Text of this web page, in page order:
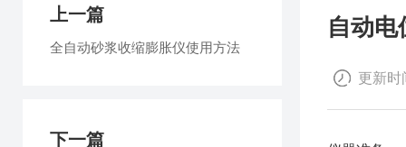
自动
更新时
上一篇
全自动砂浆收缩膨胀仪使用方法
下一篇